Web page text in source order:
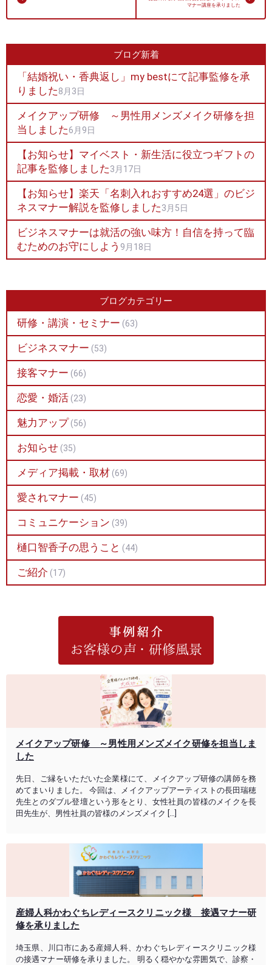
マナー講座を承りました
ブログ新着
「結婚祝い・香典返し」my bestにて記事監修を承
りました8月3日
メイクアップ研修 ～男性用メンズメイク研修を担
当しました6月9日
【お知らせ】マイベスト・新生活に役立つギフトの
記事を監修しました3月17日
【お知らせ】楽天「名刺入れおすすめ24選」のビジ
ネスマナー解説を監修しました3月5日
ビジネスマナーは就活の強い味方！自信を持って臨
むためのお守にしよう 9月18日
ブログカテゴリー
研修・講演・セミナー (63)
ビジネスマナー (53)
接客マナー (66)
恋愛・婚活 (23)
魅力アップ (56)
お知らせ (35)
メディア掲載・取材 (69)
愛されマナー (45)
コミュニケーション (39)
樋口智香子の思うこと (44)
ご紹介 (17)
メイクアップ研修 ～男性用メンズメイク研修を担当しま
した
先日、ご縁をいただいた企業様にて、メイクアップ研修の講師を務
めてまいりました。 今回は、メイクアップアーティストの長田瑞穂
先生とのダブル登壇という形をとり、女性社員の皆様のメイクを長
田先生が、男性社員の皆様のメンズメイク […]
産婦人科かわぐちレディースクリニック様 接遇マナー研
修を承りました
埼玉県、川口市にある産婦人科、かわぐちレディースクリニック様
の接遇マナー研修を承りました。 明るく穏やかな雰囲気で、診察・